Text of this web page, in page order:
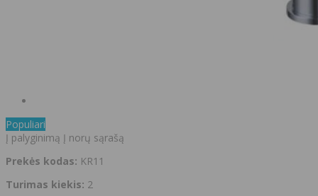
Populiari
Į palyginimą Į norų sąrašą
Prekės kodas: KR11
Turimas kiekis: 2